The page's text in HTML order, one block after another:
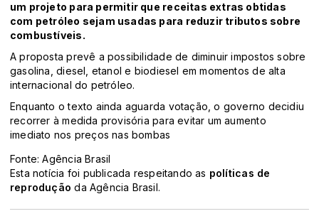
um projeto para permitir que receitas extras obtidas
com petróleo sejam usadas para reduzir tributos sobre
combustíveis.
A proposta prevê a possibilidade de diminuir impostos sobre
gasolina, diesel, etanol e biodiesel em momentos de alta
internacional do petróleo.
Enquanto o texto ainda aguarda votação, o governo decidiu
recorrer à medida provisória para evitar um aumento
imediato nos preços nas bombas
Fonte: Agência Brasil
Esta notícia foi publicada respeitando as políticas de
reprodução da Agência Brasil.